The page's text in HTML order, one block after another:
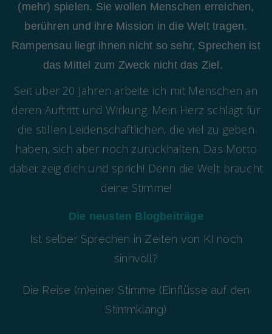
(mehr) spielen. Sie wollen Menschen erreichen,
berühren und ihre Mission in die Welt tragen.
Rampensau liegt ihnen nicht so sehr, Sprechen ist
das Mittel zum Zweck nicht das Ziel.
Seit über 20 Jahren arbeite ich mit Menschen an
deren Auftritt und Wirkung. Mein Herz schlägt für
die stillen Leidenschaftlichen, die viel zu geben
haben, sich aber noch zurückhalten. Das Motto
dabei: zeig dich und sprich! Denn die Welt braucht
deine Stimme!
Die neusten Blogbeiträge
Ist selber Sprechen in Zeiten von KI noch
sinnvoll?
Die Reise (m)einer Stimme (Einflüsse auf den
Stimmklang)